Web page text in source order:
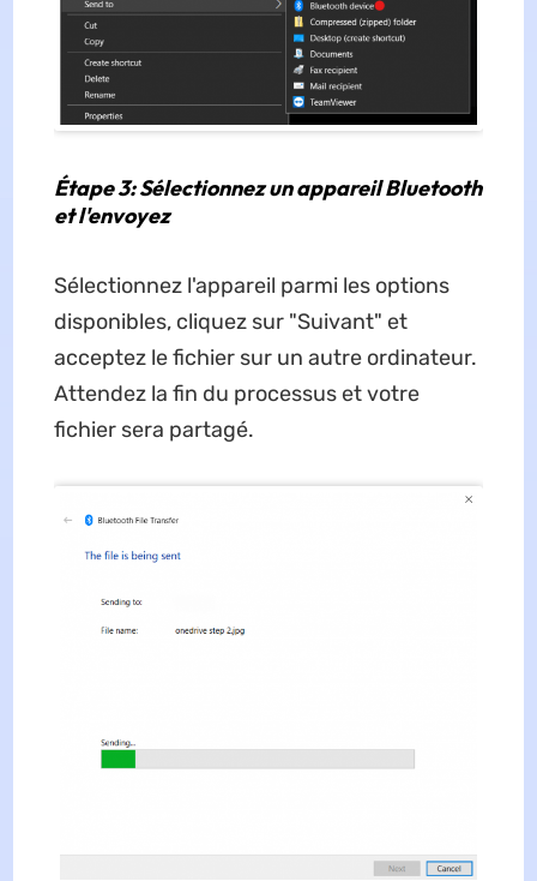
Étape 3: Sélectionnez un appareil Bluetooth
et l'envoyez
Sélectionnez l'appareil parmi les options
disponibles, cliquez sur "Suivant" et
acceptez le fichier sur un autre ordinateur.
Attendez la fin du processus et votre
fichier sera partagé.